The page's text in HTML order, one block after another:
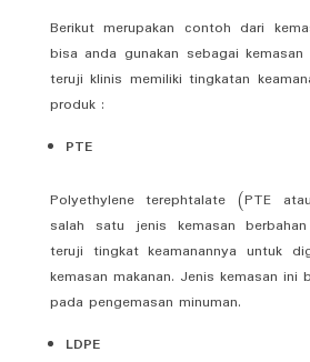
Berikut merupakan contoh dari
bisa anda gunakan sebagai
teruji klinis memiliki tingkatan
produk :
PTE
Polyethylene terephtalate (PTE
salah satu jenis kemasan
teruji tingkat keamanannya untuk
kemasan makanan. Jenis kemasan ini
pada pengemasan minuman.
LDPE